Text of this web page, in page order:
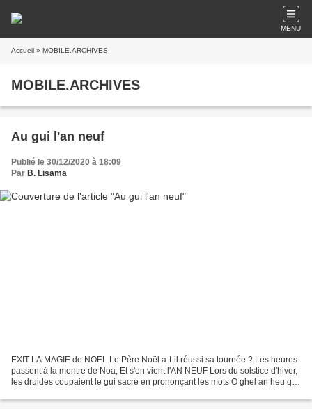
MENU
Accueil » MOBILE.ARCHIVES
MOBILE.ARCHIVES
Au gui l'an neuf
Publié le 30/12/2020 à 18:09
Par B. Lisama
EXIT LA MAGIE de NOEL Le Père Noël a-t-il réussi sa tournée ? Les heures
passent à la montre de Noa, Et s'en vient l'AN NEUF Lors du solstice d'hiver,
les druides coupaient le gui sacré en prononçant les mots O ghel an heu qui